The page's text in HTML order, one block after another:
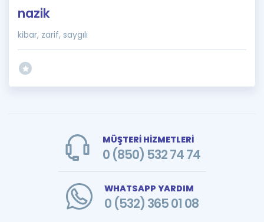
İngilizce Gramer
nazik
kibar, zarif, saygılı
MÜŞTERİ HİZMETLERİ
0 (850) 532 74 74
WHATSAPP YARDIM
0 (532) 365 01 08